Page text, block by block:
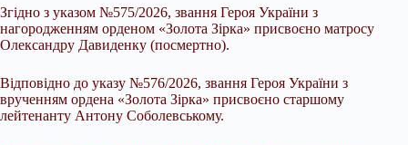
Згідно з указом №575/2026, звання Героя України з
нагородженням орденом «Золота Зірка» присвоєно матросу
Олександру Давиденку (посмертно).
Відповідно до указу №576/2026, звання Героя України з
врученням ордена «Золота Зірка» присвоєно старшому
лейтенанту Антону Соболевському.